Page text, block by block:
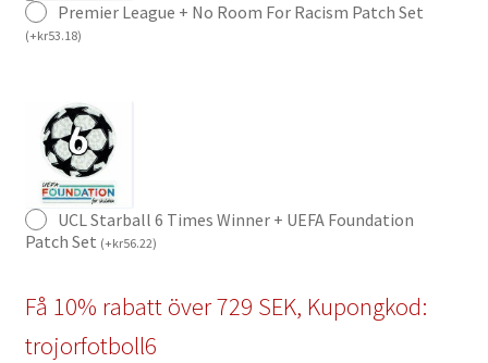
Premier League + No Room For Racism Patch Set
(+kr53.18)
UCL Starball 6 Times Winner + UEFA Foundation
Patch Set (+kr56.22)
Få 10% rabatt över 729 SEK, Kupongkod:
trojorfotboll6